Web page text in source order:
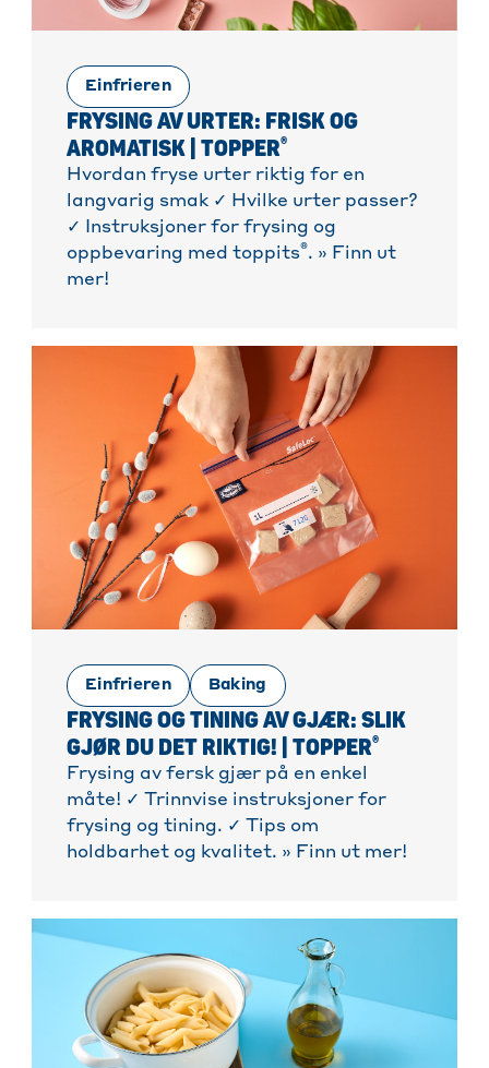
Einfrieren
FRYSING AV URTER: FRISK OG
AROMATISK | TOPPER®
Hvordan fryse urter riktig for en
langvarig smak ✓ Hvilke urter passer?
✓ Instruksjoner for frysing og
oppbevaring med toppits®. » Finn ut
mer!
Einfrieren Baking
FRYSING OG TINING AV GJÆR: SLIK
GJØR DU DET RIKTIG! | TOPPER®
Frysing av fersk gjær på en enkel
måte! ✓ Trinnvise instruksjoner for
frysing og tining. ✓ Tips om
holdbarhet og kvalitet. » Finn ut mer!